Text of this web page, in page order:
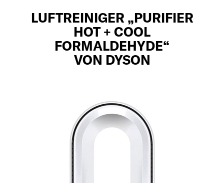
LUFTREINIGER „PURIFIER
HOT + COOL
FORMALDEHYDE“
VON DYSON